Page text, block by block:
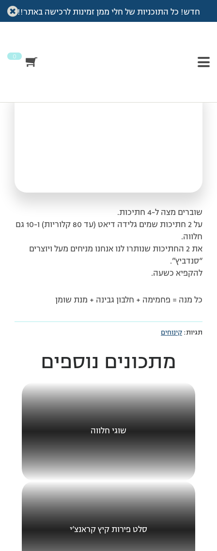
חדש! כל התוכניות של חלי ממן זמינות לרכישה באתר!!
0
עמוד הבית >מתכונים>קינוח מצה עם גלידה וחלווה
שוברים מצה ל-4 חתיכות.
על 2 חתיכות שמים גלידה דיאט (עד 80 קלוריות) ו-10 גם
חלווה.
את 2 החתיכות שנותרו לנו אנחנו מניחים מעל ויוצרים
“סנדביץ”.
להקפיא כשעה.
כל מנה = פחמימה + חלבון גבינה + מנת שומן
תגיות: קינוחים
מתכונים נוספים
שוגי חלווה
סלט פירות קיץ קראנצ’י